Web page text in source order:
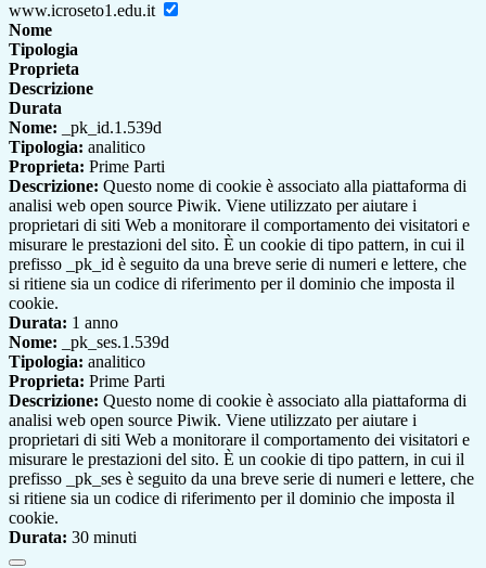
www.icroseto1.edu.it
Nome
Tipologia
Proprieta
Descrizione
Durata
Nome: _pk_id.1.539d
Tipologia: analitico
Proprieta: Prime Parti
Descrizione: Questo nome di cookie è associato alla piattaforma di
analisi web open source Piwik. Viene utilizzato per aiutare i
proprietari di siti Web a monitorare il comportamento dei visitatori e
misurare le prestazioni del sito. È un cookie di tipo pattern, in cui il
prefisso _pk_id è seguito da una breve serie di numeri e lettere, che
si ritiene sia un codice di riferimento per il dominio che imposta il
cookie.
Durata: 1 anno
Nome: _pk_ses.1.539d
Tipologia: analitico
Proprieta: Prime Parti
Descrizione: Questo nome di cookie è associato alla piattaforma di
analisi web open source Piwik. Viene utilizzato per aiutare i
proprietari di siti Web a monitorare il comportamento dei visitatori e
misurare le prestazioni del sito. È un cookie di tipo pattern, in cui il
prefisso _pk_ses è seguito da una breve serie di numeri e lettere, che
si ritiene sia un codice di riferimento per il dominio che imposta il
cookie.
Durata: 30 minuti